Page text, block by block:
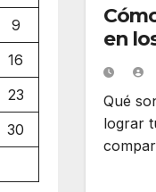
9
16
23
30
en
Qué
lograr